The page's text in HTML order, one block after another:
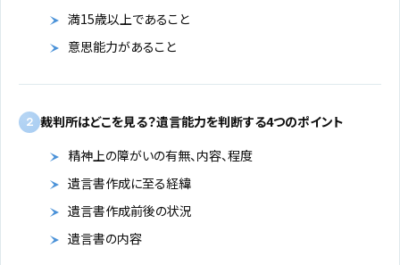
満15歳以上であること
意思能力があること
2 裁判所はどこを見る？遺言能力を判断する4つのポイント
精神上の障がいの有無、内容、程度
遺言書作成に至る経緯
遺言書作成前後の状況
遺言書の内容